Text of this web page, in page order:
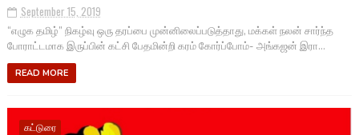
September 15, 2019
“எழுக தமிழ்” நிகழ்வு ஒரு தரப்பை முன்னிலைப்படுத்தாது, மக்கள் நலன் சார்ந்த
போராட்டமாக இருப்பின் கட்சி பேதமின்றி கரம் கோர்ப்போம்- அங்கஜன் இரா...
READ MORE
கட்டுரை